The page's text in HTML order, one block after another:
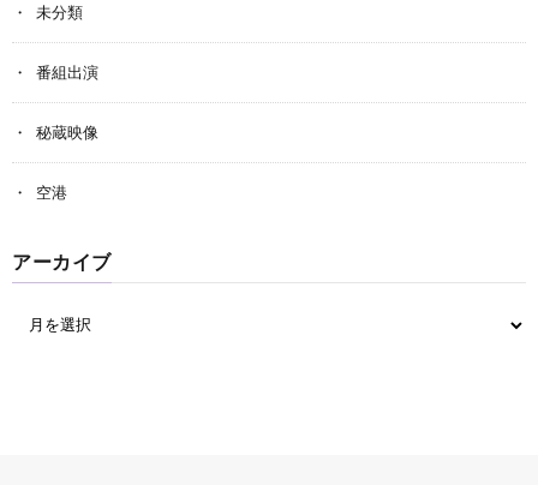
未分類
番組出演
秘蔵映像
空港
アーカイブ